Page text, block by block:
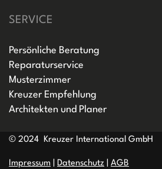
SERVICE
Persönliche Beratung
Reparaturservice
Musterzimmer
Kreuzer Empfehlung
Architekten und Planer
© 2024 Kreuzer International GmbH
Impressum Datenschutz AGB